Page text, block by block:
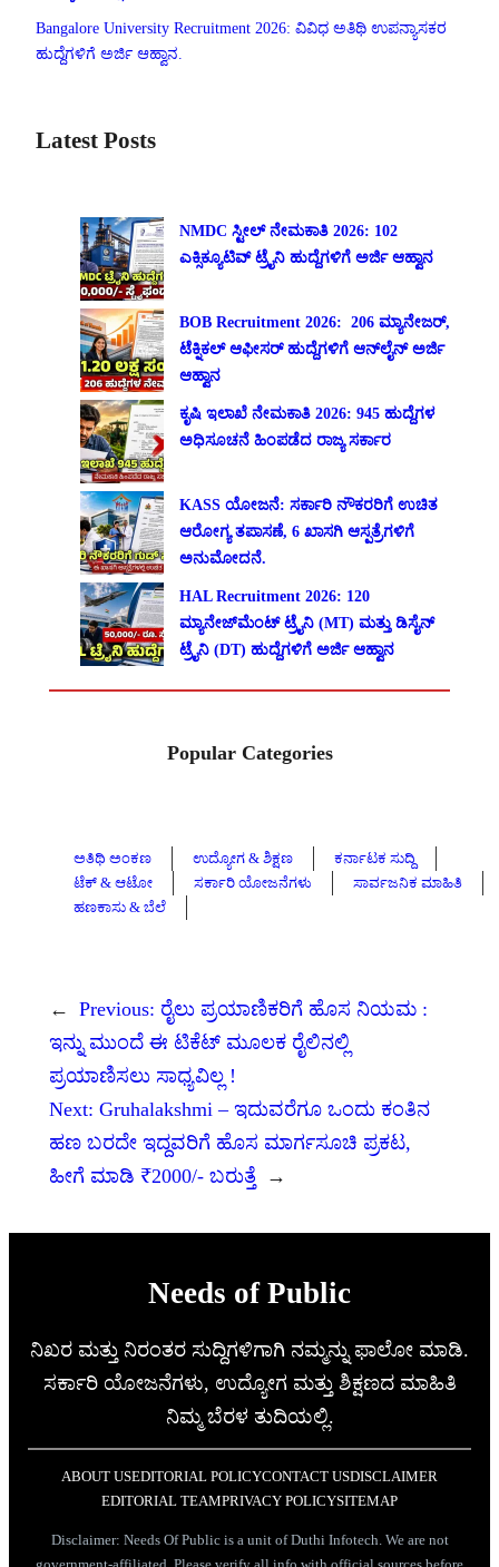
Bangalore University Recruitment 2026: ವಿವಿಧ ಅತಿಥಿ ಉಪನ್ಯಾಸಕರ
ಹುದ್ದೆಗಳಿಗೆ ಅರ್ಜಿ ಆಹ್ವಾನ.
Latest Posts
NMDC ಸ್ಟೀಲ್ ನೇಮಕಾತಿ 2026: 102
ಎಕ್ಸಿಕ್ಯೂಟಿವ್ ಟ್ರೈನಿ ಹುದ್ದೆಗಳಿಗೆ ಅರ್ಜಿ ಆಹ್ವಾನ
BOB Recruitment 2026: 206 ಮ್ಯಾನೇಜರ್,
ಟೆಕ್ನಿಕಲ್ ಆಫೀಸರ್ ಹುದ್ದೆಗಳಿಗೆ ಆನ್‌ಲೈನ್ ಅರ್ಜಿ
ಆಹ್ವಾನ
ಕೃಷಿ ಇಲಾಖೆ ನೇಮಕಾತಿ 2026: 945 ಹುದ್ದೆಗಳ
ಅಧಿಸೂಚನೆ ಹಿಂಪಡೆದ ರಾಜ್ಯ ಸರ್ಕಾರ
KASS ಯೋಜನೆ: ಸರ್ಕಾರಿ ನೌಕರರಿಗೆ ಉಚಿತ
ಆರೋಗ್ಯ ತಪಾಸಣೆ, 6 ಖಾಸಗಿ ಆಸ್ಪತ್ರೆಗಳಿಗೆ
ಅನುಮೋದನೆ.
HAL Recruitment 2026: 120
ಮ್ಯಾನೇಜ್‌ಮೆಂಟ್ ಟ್ರೈನಿ (MT) ಮತ್ತು ಡಿಸೈನ್
ಟ್ರೈನಿ (DT) ಹುದ್ದೆಗಳಿಗೆ ಅರ್ಜಿ ಆಹ್ವಾನ
Popular Categories
ಅತಿಥಿ ಅಂಕಣ ಉದ್ಯೋಗ & ಶಿಕ್ಷಣ
ಕರ್ನಾಟಕ ಸುದ್ದಿ
ಟೆಕ್ & ಆಟೋ
ಸರ್ಕಾರಿ ಯೋಜನೆಗಳು
ಸಾರ್ವಜನಿಕ ಮಾಹಿತಿ
ಹಣಕಾಸು & ಬೆಲೆ
← Previous: ರೈಲು ಪ್ರಯಾಣಿಕರಿಗೆ ಹೊಸ ನಿಯಮ :
ಇನ್ನು ಮುಂದೆ ಈ ಟಿಕೆಟ್ ಮೂಲಕ ರೈಲಿನಲ್ಲಿ
ಪ್ರಯಾಣಿಸಲು ಸಾಧ್ಯವಿಲ್ಲ !
Next: Gruhalakshmi – ಇದುವರೆಗೂ ಒಂದು ಕಂತಿನ
ಹಣ ಬರದೇ ಇದ್ದವರಿಗೆ ಹೊಸ ಮಾರ್ಗಸೂಚಿ ಪ್ರಕಟ,
ಹೀಗೆ ಮಾಡಿ ₹2000/- ಬರುತ್ತೆ
→
Needs of Public
ನಿಖರ ಮತ್ತು ನಿರಂತರ ಸುದ್ದಿಗಳಿಗಾಗಿ ನಮ್ಮನ್ನು ಫಾಲೋ ಮಾಡಿ.
ಸರ್ಕಾರಿ ಯೋಜನೆಗಳು, ಉದ್ಯೋಗ ಮತ್ತು ಶಿಕ್ಷಣದ ಮಾಹಿತಿ
ನಿಮ್ಮ ಬೆರಳ ತುದಿಯಲ್ಲಿ.
ABOUT USEDITORIAL POLICYCONTACT USDISCLAIMER
EDITORIAL TEAMPRIVACY POLICYSITEMAP
Disclaimer: Needs Of Public is a unit of Duthi Infotech. We are not